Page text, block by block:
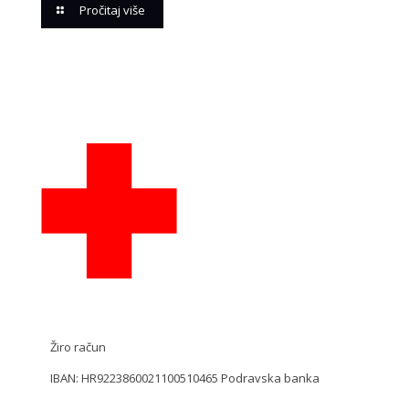
Pročitaj više
Žiro račun
IBAN: HR9223860021100510465 Podravska banka